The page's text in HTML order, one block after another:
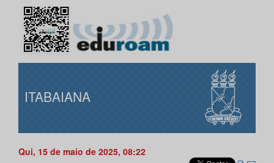
ITABAIANA
Qui, 15 de maio de 2025, 08:22